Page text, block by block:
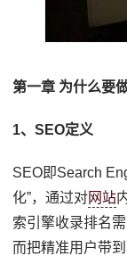
第一章 为什么要
1、SEO定义
SEO即Search
化”，通过对网站
索引擎收录排名
而把精准用户带